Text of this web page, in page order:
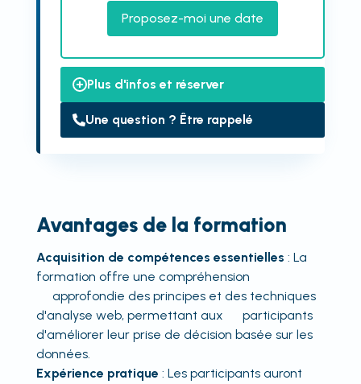
Proposez-moi une date
Plus d'infos et réserver
Une question ? Être rappelé
Avantages de la formation
Acquisition de compétences essentielles : La
formation offre une compréhension
approfondie des principes et des techniques
d'analyse web, permettant aux participants
d'améliorer leur prise de décision basée sur les
données.
Expérience pratique : Les participants auront